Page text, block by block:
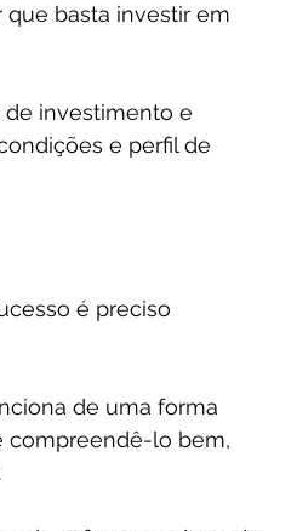
que basta investir em
de investimento e
e perfil de
é preciso
de uma forma
compreendê-lo bem,